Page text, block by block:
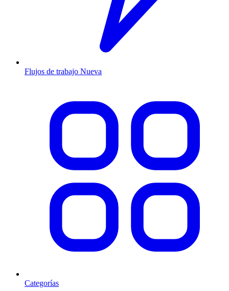
Flujos de trabajo Nueva
Categorías